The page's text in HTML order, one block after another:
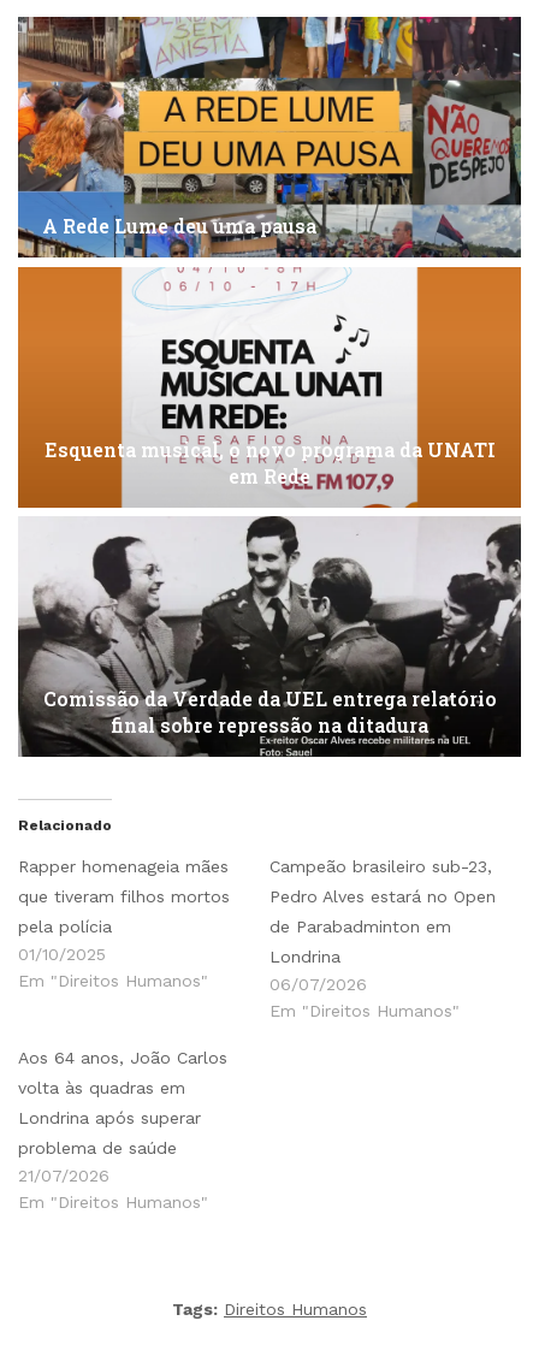
A Rede Lume deu uma pausa
Esquenta musical, o novo programa da UNATI
em Rede
Comissão da Verdade da UEL entrega relatório
final sobre repressão na ditadura
Relacionado
Rapper homenageia mães
que tiveram filhos mortos
pela polícia
01/10/2025
Em "Direitos Humanos"
Campeão brasileiro sub-23,
Pedro Alves estará no Open
de Parabadminton em
Londrina
06/07/2026
Em "Direitos Humanos"
Aos 64 anos, João Carlos
volta às quadras em
Londrina após superar
problema de saúde
21/07/2026
Em "Direitos Humanos"
Tags: Direitos Humanos